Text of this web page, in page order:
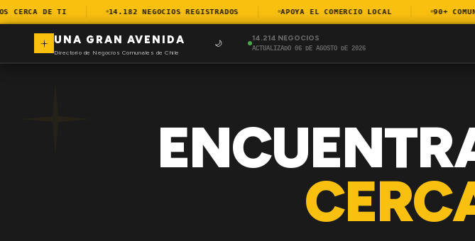
CERCA DE TI 14.182 NEGOCIOS REGISTRADOS APOYA EL COMERCIO LOCAL 90+
UNA GRAN AVENIDA
Directorio de Negocios Comunales de Chile
🌙
14.214 NEGOCIOS
ACTUALIZADO 06 DE AGOSTO DE 2026